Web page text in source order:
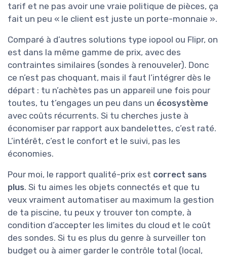
tarif et ne pas avoir une vraie politique de pièces, ça
fait un peu « le client est juste un porte-monnaie ».
Comparé à d’autres solutions type iopool ou Flipr, on
est dans la même gamme de prix, avec des
contraintes similaires (sondes à renouveler). Donc
ce n’est pas choquant, mais il faut l’intégrer dès le
départ : tu n’achètes pas un appareil une fois pour
toutes, tu t’engages un peu dans un écosystème
avec coûts récurrents. Si tu cherches juste à
économiser par rapport aux bandelettes, c’est raté.
L’intérêt, c’est le confort et le suivi, pas les
économies.
Pour moi, le rapport qualité-prix est correct sans
plus. Si tu aimes les objets connectés et que tu
veux vraiment automatiser au maximum la gestion
de ta piscine, tu peux y trouver ton compte, à
condition d’accepter les limites du cloud et le coût
des sondes. Si tu es plus du genre à surveiller ton
budget ou à aimer garder le contrôle total (local,